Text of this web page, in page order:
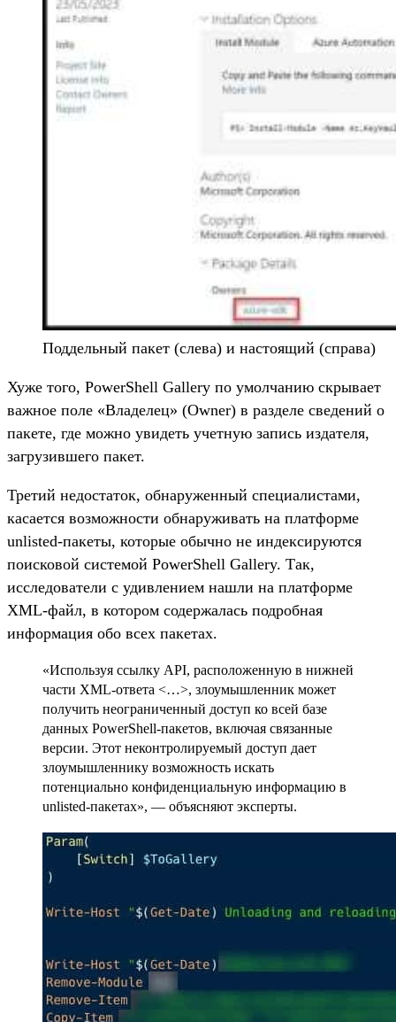
Поддельный пакет (слева) и настоящий (справа)
Хуже того, PowerShell Gallery по умолчанию скрывает
важное поле «Владелец» (Owner) в разделе сведений о
пакете, где можно увидеть учетную запись издателя,
загрузившего пакет.
Третий недостаток, обнаруженный специалистами,
касается возможности обнаруживать на платформе
unlisted-пакеты, которые обычно не индексируются
поисковой системой PowerShell Gallery. Так,
исследователи с удивлением нашли на платформе
XML-файл, в котором содержалась подробная
информация обо всех пакетах.
«Используя ссылку API, расположенную в нижней
части XML-ответа <…>, злоумышленник может
получить неограниченный доступ ко всей базе
данных PowerShell-пакетов, включая связанные
версии. Этот неконтролируемый доступ дает
злоумышленнику возможность искать
потенциально конфиденциальную информацию в
unlisted-пакетах», — объясняют эксперты.